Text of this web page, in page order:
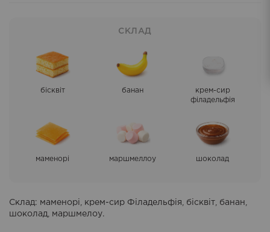
СКЛАД
бісквіт банан
крем-сир
філадельфія
маменорі маршмеллоу шоколад
Склад: маменорі, крем-сир Філадельфія, бісквіт, банан,
шоколад, маршмелоу.